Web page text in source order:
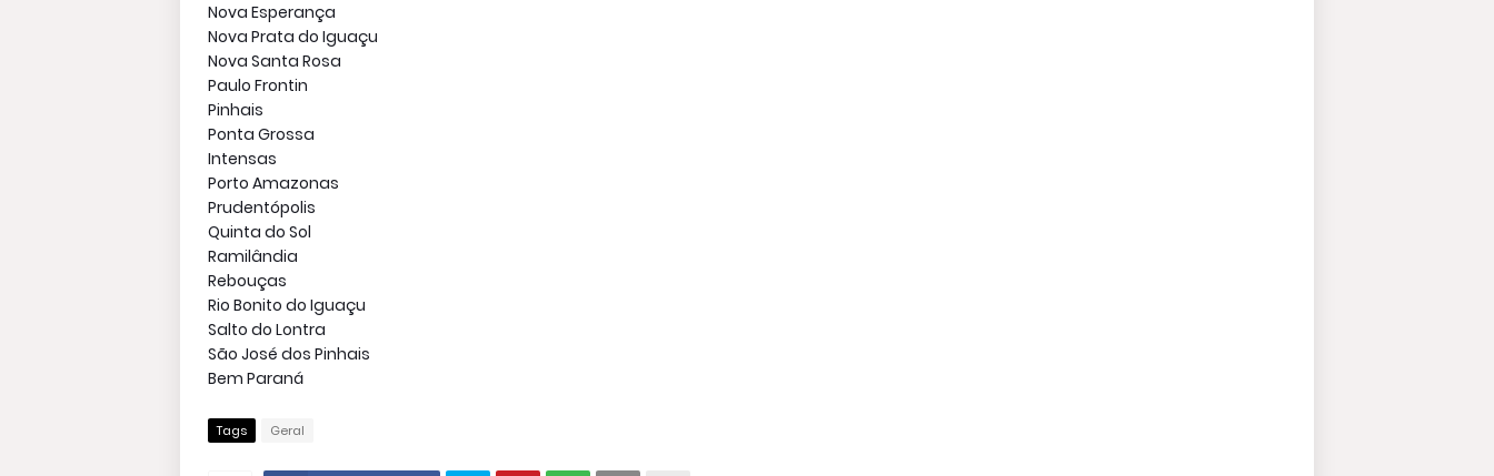
Nova Esperança
Nova Prata do Iguaçu
Nova Santa Rosa
Paulo Frontin
Pinhais
Ponta Grossa
Intensas
Porto Amazonas
Prudentópolis
Quinta do Sol
Ramilândia
Rebouças
Rio Bonito do Iguaçu
Salto do Lontra
São José dos Pinhais
Bem Paraná
Tags Geral